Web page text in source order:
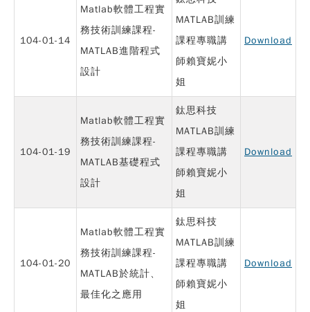
104-01-14
Matlab軟體工程實
務技術訓練課程-
MATLAB進階程式
設計
MATLAB訓練
課程專職講
師賴寶妮小
姐
Download
104-01-19
Matlab軟體工程實
務技術訓練課程-
MATLAB基礎程式
設計
鈦思科技
MATLAB訓練
課程專職講
師賴寶妮小
姐
Download
104-01-20
Matlab軟體工程實
務技術訓練課程-
MATLAB於統計、
最佳化之應用
鈦思科技
MATLAB訓練
課程專職講
師賴寶妮小
姐
Download